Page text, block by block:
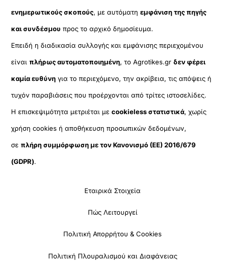
ενημερωτικούς σκοπούς, με αυτόματηεμφάνιση της πηγής
και συνδέσμου προς το αρχικό δημοσίευμα.
Επειδή η διαδικασία συλλογής και εμφάνισης περιεχομένου
είναιπλήρως αυτοματοποιημένη, το Agrotikes.gr δεν φέρει
καμία ευθύνη για το περιεχόμενο, την ακρίβεια, τις απόψεις ή
τυχόν παραβιάσεις που προέρχονται από τρίτες ιστοσελίδες.
Η επισκεψιμότητα μετριέται μεcookieless στατιστικά, χωρίς
χρήση cookies ή αποθήκευση προσωπικών δεδομένων,
σεπλήρη συμμόρφωση με τον Κανονισμό (ΕΕ) 2016/679
(GDPR).
Εταιρικά Στοιχεία
Πώς Λειτουργεί
Πολιτική Απορρήτου & Cookies
Πολιτική Πλουραλισμού και Διαφάνειας